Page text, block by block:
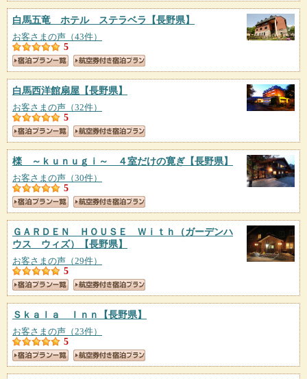
白馬五竜 ホテル ステラベラ 【長野県】
お客さまの声（43件）
5
白馬西洋館扇屋 【長野県】
お客さまの声（32件）
5
檪 ～ｋｕｎｕｇｉ～ ４室だけの寛ぎ 【長野県】
お客さまの声（30件）
5
ＧＡＲＤＥＮ ＨＯＵＳＥ Ｗｉｔｈ（ガーデンハ
ウス ウィズ）
【長野県】
お客さまの声（29件）
5
Ｓｋａｌａ Ｉｎｎ 【長野県】
お客さまの声（23件）
5